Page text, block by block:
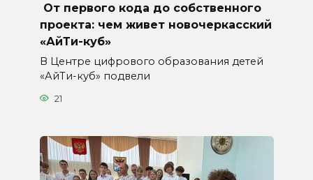
От первого кода до собственного
проекта: чем живет новочеркасский
«АйТи-куб»
В Центре цифрового образования детей
«АйТи-куб» подвели
21